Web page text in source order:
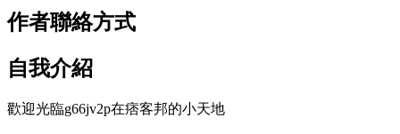
作者聯絡方式
自我介紹
歡迎光臨g66jv2p在痞客邦的小天地